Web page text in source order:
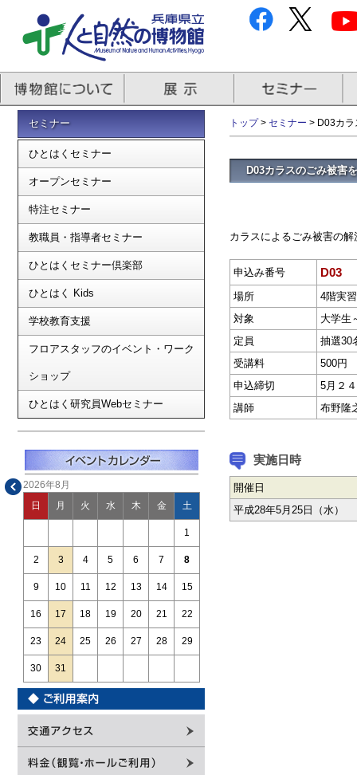
セミナー
ひとはくセミナー
オープンセミナー
特注セミナー
教職員・指導者セミナー
ひとはくセミナー倶楽部
ひとはく Kids
学校教育支援
フロアスタッフのイベント・ワーク
ショップ
ひとはく研究員Webセミナー
2026年8月
日 月 火 水 木 金 土
1
2 3 4 5 6 7 8
9 10 11 12 13 14 15
16 17 18 19 20 21 22
23 24 25 26 27 28 29
30 31
トップ> セミナー > D03カラ
D03カラスのごみ被害
カラスによるごみ被害の
申込み番号 D03
場所
4階実
対象
大学生
定員
抽選30
受講料
500円
申込締切
5月２
講師
布野隆
実施日時
開催日
平成28年5月25日（水）